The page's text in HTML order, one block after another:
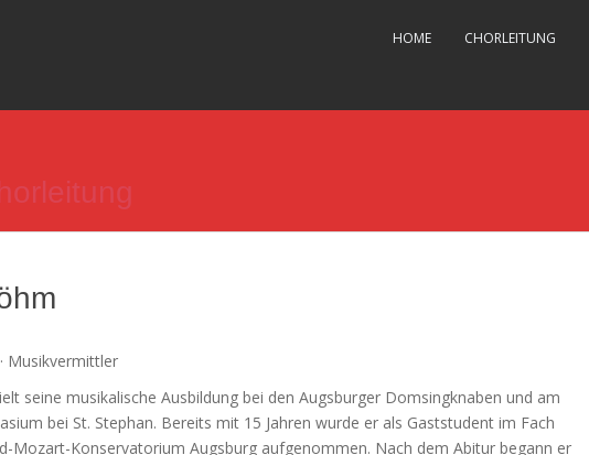
HOME CHORLEITUNG
Musikvermittler
seine musikalische Ausbildung bei den Augsburger Domsingknaben und am
bei St. Stephan. Bereits mit 15 Jahren wurde er als Gaststudent im Fach
Mozart-Konservatorium Augsburg aufgenommen. Nach dem Abitur begann er